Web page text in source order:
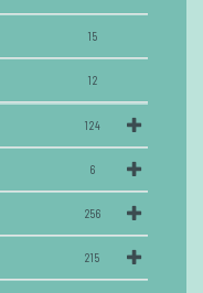
15
12
124
6
256
215